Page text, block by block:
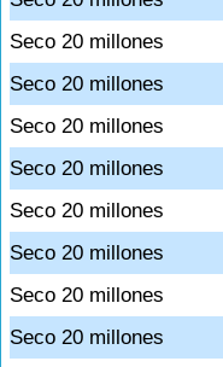
Seco 20 millones
Seco 20 millones
Seco 20 millones
Seco 20 millones
Seco 20 millones
Seco 20 millones
Seco 20 millones
Seco 20 millones